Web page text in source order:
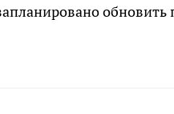
обновить